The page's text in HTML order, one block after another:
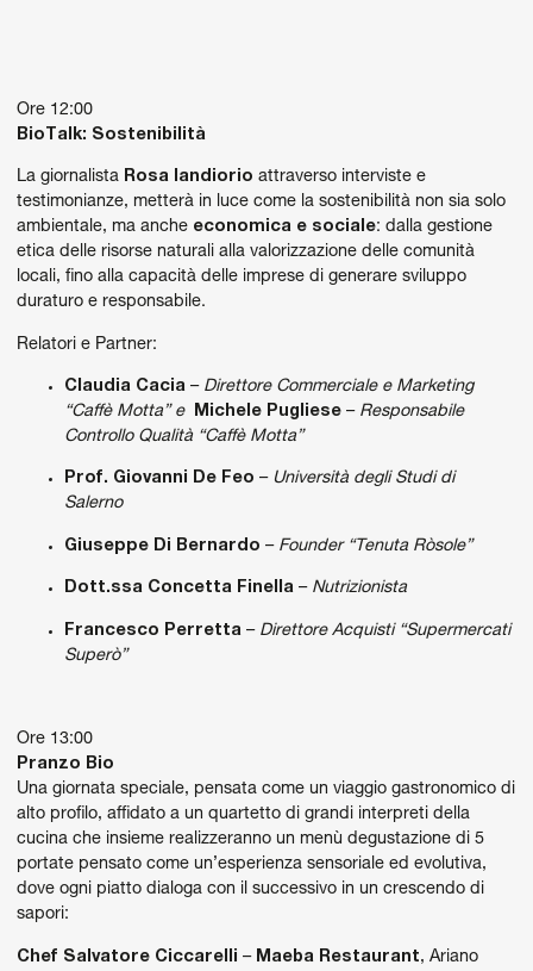
Ore 12:00
BioTalk: Sostenibilità
La giornalista Rosa Iandiorio attraverso interviste e
testimonianze, metterà in luce come la sostenibilità non sia solo
ambientale, ma anche economica e sociale: dalla gestione
etica delle risorse naturali alla valorizzazione delle comunità
locali, fino alla capacità delle imprese di generare sviluppo
duraturo e responsabile.
Relatori e Partner:
Claudia Cacia – Direttore Commerciale e Marketing
“Caffè Motta” e Michele Pugliese – Responsabile
Controllo Qualità “Caffè Motta”
Prof. Giovanni De Feo – Università degli Studi di
Salerno
Giuseppe Di Bernardo – Founder “Tenuta Ròsole”
Dott.ssa Concetta Finella – Nutrizionista
Francesco Perretta – Direttore Acquisti “Supermercati
Superò”
Ore 13:00
Pranzo Bio
Una giornata speciale, pensata come un viaggio gastronomico di
alto profilo, affidato a un quartetto di grandi interpreti della
cucina che insieme realizzeranno un menù degustazione di 5
portate pensato come un’esperienza sensoriale ed evolutiva,
dove ogni piatto dialoga con il successivo in un crescendo di
sapori:
Chef Salvatore Ciccarelli – Maeba Restaurant, Ariano